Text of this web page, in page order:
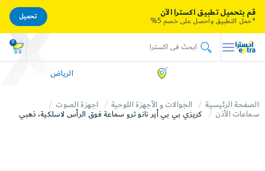
0
الرياض
الصفحة الرئيسية الجوالات و الأجهزة اللوحية
اجهزة الصوت
سماعات الأذن
كريزي بي بي أير نانو ترو سماعة فوق الرأس لاسلكية، ذهبي
قم بتحميل تطبيق اكسترا الآن
*حمل التطبيق واحصل على خصم 5%
تحميل